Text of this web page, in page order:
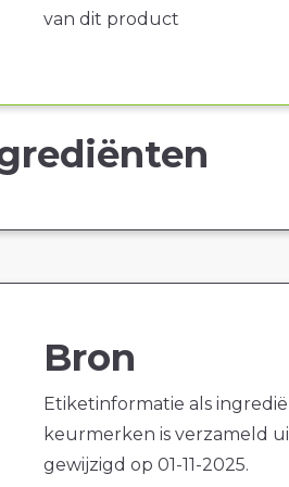
van dit product
Bron
Etiketinformatie als
keurmerken is verzameld
gewijzigd op 01-11-2025.